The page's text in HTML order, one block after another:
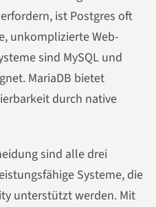
ist Postgres oft
unkomplizierte Web-
sind MySQL und
MariaDB bietet
durch native
sind alle drei
Systeme, die
unterstützt werden. Mit